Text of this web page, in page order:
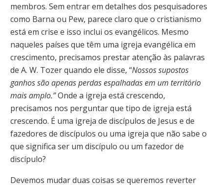
membros. Sem entrar em detalhes dos pesquisadores
como Barna ou Pew, parece claro que o cristianismo
está em crise e isso inclui os evangélicos. Mesmo
naqueles países que têm uma igreja evangélica em
crescimento, precisamos prestar atenção às palavras
de A. W. Tozer quando ele disse, “Nossos supostos
ganhos são apenas perdas espalhadas em um território
mais amplo.”Onde a igreja está crescendo,
precisamos nos perguntar que tipo de igreja está
crescendo. É uma igreja de discípulos de Jesus e de
fazedores de discípulos ou uma igreja que não sabe o
que significa ser um discípulo ou um fazedor de
discípulo?
Devemos mudar duas coisas se queremos reverter